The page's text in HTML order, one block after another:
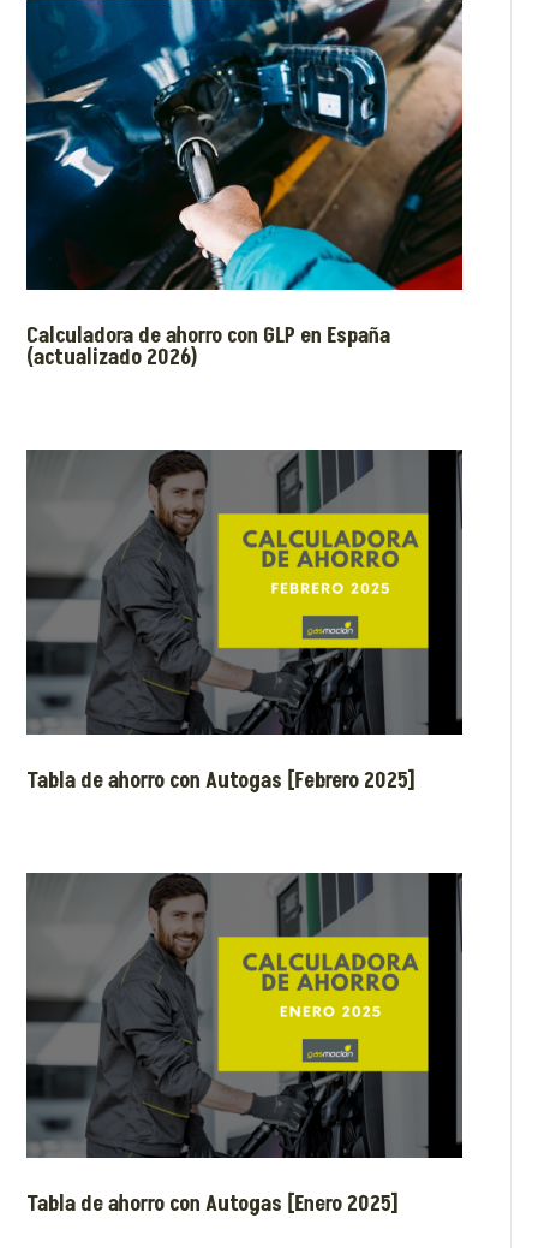
Calculadora de ahorro con GLP en España
(actualizado 2026)
Tabla de ahorro con Autogas [Febrero 2025]
Tabla de ahorro con Autogas [Enero 2025]